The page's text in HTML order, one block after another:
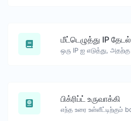
மீட்டெழுத்து IP தேடல்
பிக்ரிப்ட் உருவாக்கி